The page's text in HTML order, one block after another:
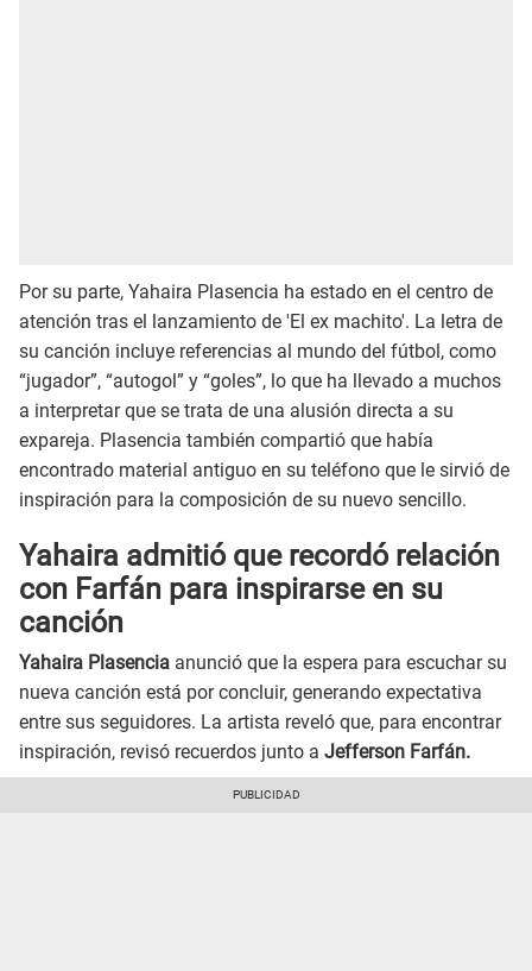
Por su parte, Yahaira Plasencia ha estado en el centro de
atención tras el lanzamiento de 'El ex machito'. La letra de
su canción incluye referencias al mundo del fútbol, como
“jugador”, “autogol” y “goles”, lo que ha llevado a muchos
a interpretar que se trata de una alusión directa a su
expareja. Plasencia también compartió que había
encontrado material antiguo en su teléfono que le sirvió de
inspiración para la composición de su nuevo sencillo.
Yahaira admitió que recordó relación
con Farfán para inspirarse en su
canción
Yahaira Plasencia anunció que la espera para escuchar su
nueva canción está por concluir, generando expectativa
entre sus seguidores. La artista reveló que, para encontrar
inspiración, revisó recuerdos junto a Jefferson Farfán.